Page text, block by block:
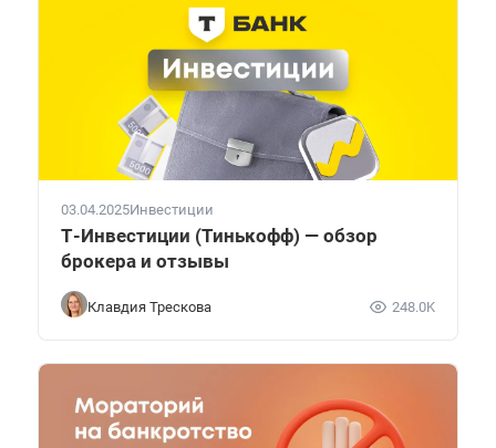
03.04.2025Инвестиции
Т-Инвестиции (Тинькофф) — обзор
брокера и отзывы
Клавдия Трескова 248.0K